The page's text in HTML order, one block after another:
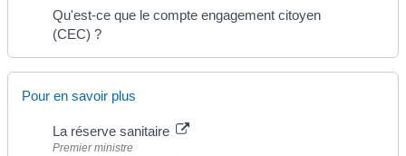
Qu'est-ce que le compte engagement citoyen
(CEC) ?
Pour en savoir plus
La réserve sanitaire
Premier ministre